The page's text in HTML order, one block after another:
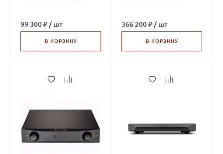
99 300 ₽ / шт
В КОРЗИНУ
366 200 ₽ / шт
В КОРЗИНУ